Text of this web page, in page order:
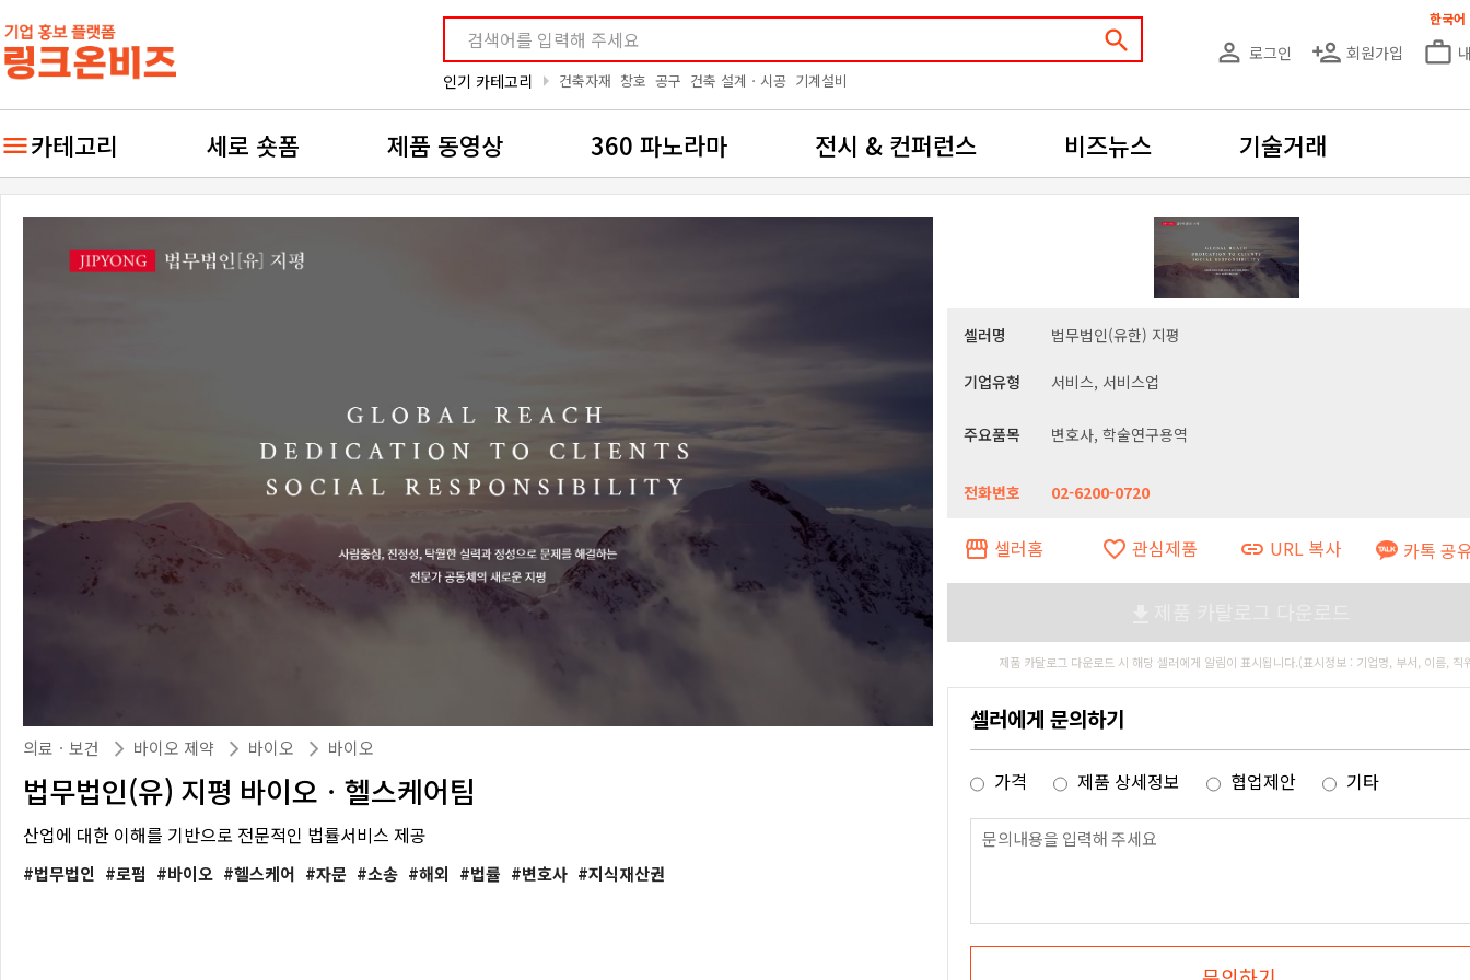
search
인기 카테고리 arrow_right 건축자재 창호 공구 건축 설계ㆍ시공 기계설비
person_outline 로그인 person_add 회원가입 work_outline
한국어
카테고리 세로 숏폼 제품 동영상 360 파노라마 전시 & 컨퍼런스 비즈뉴스 기술거래
의료ㆍ보건 바이오 제약 바이오 바이오
법무법인(유) 지평 바이오ㆍ헬스케어팀
산업에 대한 이해를 기반으로 전문적인 법률서비스 제공
법무법인 로펌 바이오 헬스케어 자문 소송 해외 법률 변호사 지식재산권
셀러명 법무법인(유한) 지평
기업유형 서비스, 서비스업
주요품목 변호사, 학술연구용역
전화번호 02-6200-0720
storefront 셀러홈 favorite_border 관심제품 link URL 복사 카톡 공
제품 카탈로그 다운로드 시 해당 셀러에게 알림이 표시됩니다.(표시정보 : 기업명, 부서, 이름, 직
셀러에게 문의하기
가격 제품 상세정보 협업제안 기타